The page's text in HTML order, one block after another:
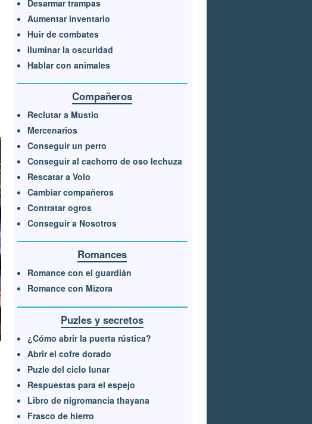
Desarmar trampas
Aumentar inventario
Huir de combates
Iluminar la oscuridad
Hablar con animales
Compañeros
Reclutar a Mustio
Mercenarios
Conseguir un perro
Conseguir al cachorro de oso lechuza
Rescatar a Volo
Cambiar compañeros
Contratar ogros
Conseguir a Nosotros
Romances
Romance con el guardián
Romance con Mizora
Puzles y secretos
¿Cómo abrir la puerta rústica?
Abrir el cofre dorado
Puzle del ciclo lunar
Respuestas para el espejo
Libro de nigromancia thayana
Frasco de hierro